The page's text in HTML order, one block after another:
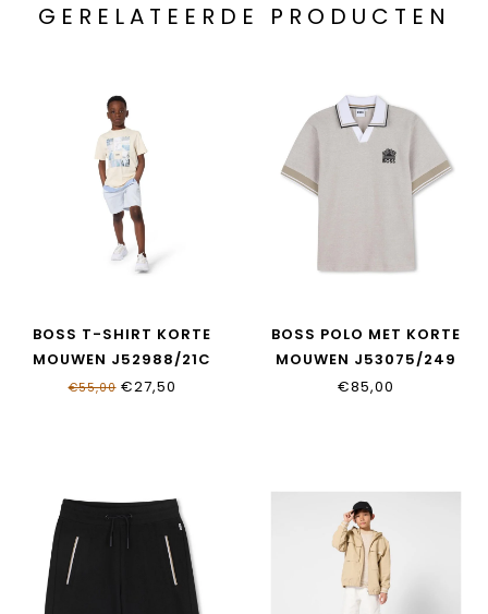
GERELATEERDE PRODUCTEN
BOSS T-SHIRT KORTE
MOUWEN J52988/21C
€55,00€27,50
BOSS POLO MET KORTE
MOUWEN J53075/249
€85,00